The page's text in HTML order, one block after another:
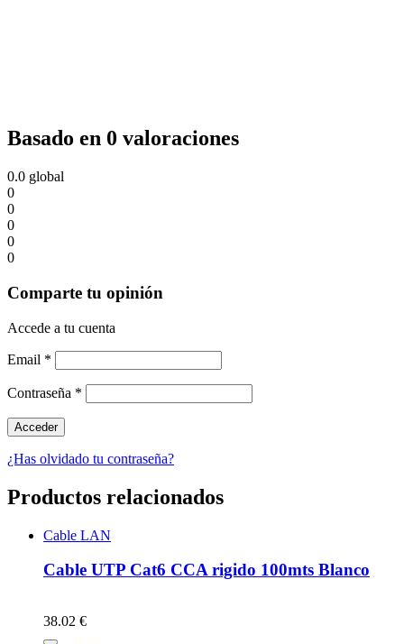
Basado en 0 valoraciones
0.0 global
0
0
0
0
0
Comparte tu opinión
Accede a tu cuenta
Email *
Contraseña *
¿Has olvidado tu contraseña?
Productos relacionados
Cable LAN
Cable UTP Cat6 CCA rigido 100mts Blanco
38.02 €